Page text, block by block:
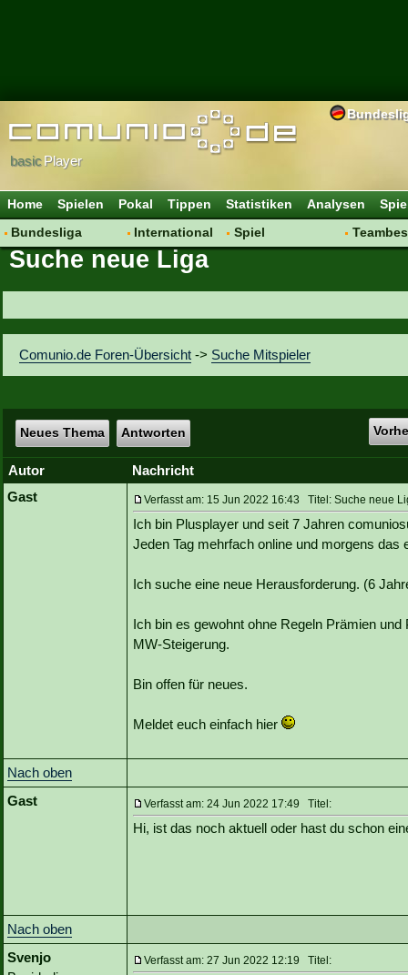
basicPlayer
Home Spielen Pokal Tippen Statistiken Analysen
Bundesliga
Hot News
Vereinsdiskussion
Vereinsfragen
International
Vereine
Spiel
Suche neue Liga
Comunio.de Foren-Übersicht -> Suche Mitspieler
Neues Thema Antworten
Autor
Nachricht
Gast
Verfasst am: 15 Jun 2022 16:43 Titel: Suche neue
Ich bin Plusplayer und seit 7 Jahren
Jeden Tag mehrfach online und morgens das
Ich suche eine neue Herausforderung. (6
Ich bin es gewohnt ohne Regeln Prämien
MW-Steigerung.
Bin offen für neues.
Meldet euch einfach hier
Nach oben
Gast
Verfasst am: 24 Jun 2022 17:49 Titel:
Hi, ist das noch aktuell oder hast du schon
Nach oben
Svenjo
Verfasst am: 27 Jun 2022 12:19 Titel: